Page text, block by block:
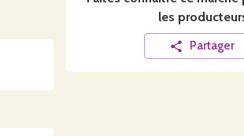
les
Partager